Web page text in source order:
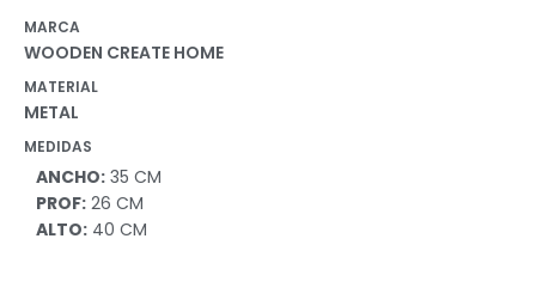
MARCA
WOODEN CREATE HOME
MATERIAL
METAL
MEDIDAS
ANCHO: 35 CM
PROF: 26 CM
ALTO: 40 CM